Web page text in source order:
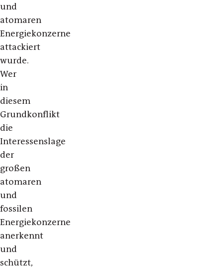
und
atomaren
Energiekonzerne
attackiert
wurde.
Wer
in
diesem
Grundkonflikt
die
Interessenslage
der
großen
atomaren
und
fossilen
Energiekonzerne
anerkennt
und
schützt,